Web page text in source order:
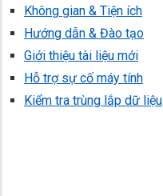
Không gian & Tiện ích
Hướng dẫn & Đào tạo
Giới thiệu tài liệu mới
Hỗ trợ sự cố máy tính
Kiểm tra trùng lắp dữ liệu